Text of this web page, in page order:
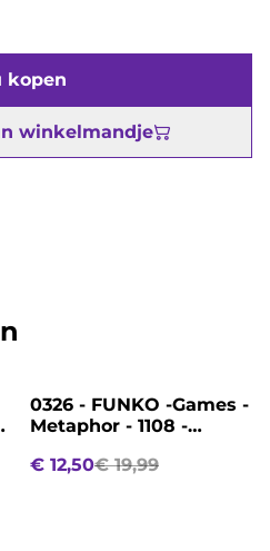
kopen
winkelmandje
%
0326 - FUNKO -Games -
Metaphor - 1108 -
€ 12,50€ 19,99